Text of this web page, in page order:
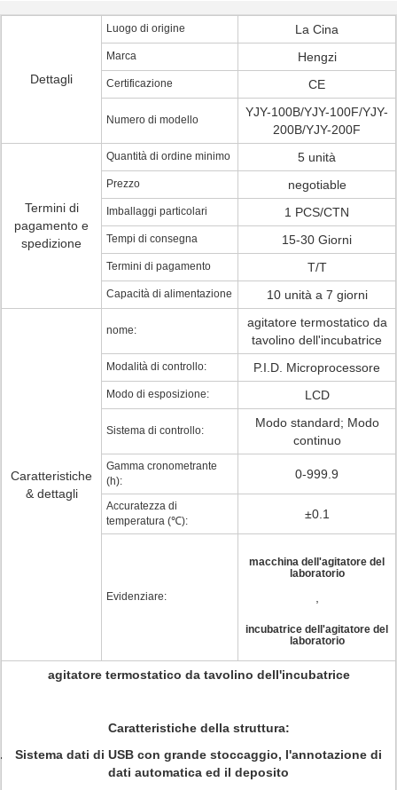
Dettagli
Luogo di origine La Cina
Marca Hengzi
Certificazione CE
Numero di modello
YJY-100B/YJY-100F/YJY-
200B/YJY-200F
Termini di
pagamento e
spedizione
Quantità di ordine minimo 5 unità
Prezzo negotiable
Imballaggi particolari 1 PCS/CTN
Tempi di consegna 15-30 Giorni
Termini di pagamento T/T
Capacità di alimentazione 10 unità a 7 giorni
Caratteristiche
& dettagli
nome:
agitatore termostatico da
tavolino dell'incubatrice
Modalità di controllo: P.I.D. Microprocessore
Modo di esposizione: LCD
Sistema di controllo:
Modo standard; Modo
continuo
Gamma cronometrante
(h):
0-999.9
Accuratezza di
temperatura (℃):
±0.1
Evidenziare:
macchina dell'agitatore del
laboratorio
incubatrice dell'agitatore del
laboratorio
agitatore termostatico da tavolino dell'incubatrice
Caratteristiche della struttura:
Sistema dati di USB con grande stoccaggio, l'annotazione di
dati automatica ed il deposito